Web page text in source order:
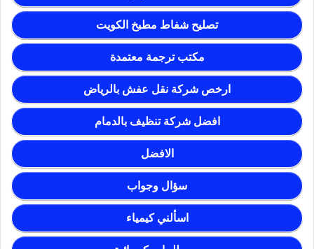
تصليح شفاط مطبخ الكويت
مكتب ترجمة معتمدة
ارخص شركة نقل عفش بالرياض
افضل شركة تنظيف بالدمام
الافضل
سؤال وجواب
اسألني كيمياء